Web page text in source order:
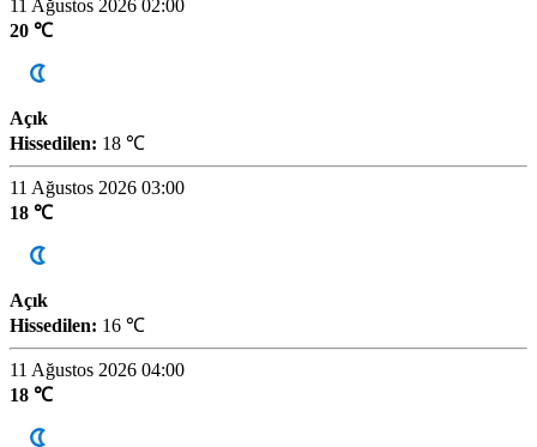
11 Ağustos 2026 02:00
20 ℃
Açık
Hissedilen: 18 ℃
11 Ağustos 2026 03:00
18 ℃
Açık
Hissedilen: 16 ℃
11 Ağustos 2026 04:00
18 ℃